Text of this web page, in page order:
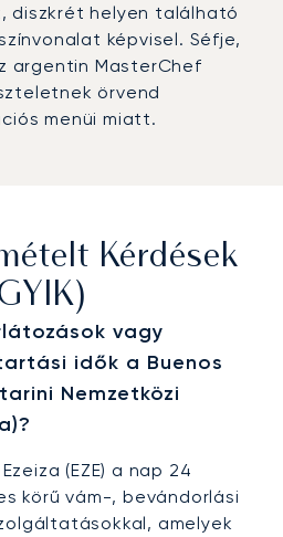
diszkrét helyen található
képvisel. Séfje,
argentin MasterChef
örvend
menüi miatt.
Kérdések
vagy
idők a Buenos
Nemzetközi
(EZE) a nap 24
körű vám-, bevándorlási
amelyek